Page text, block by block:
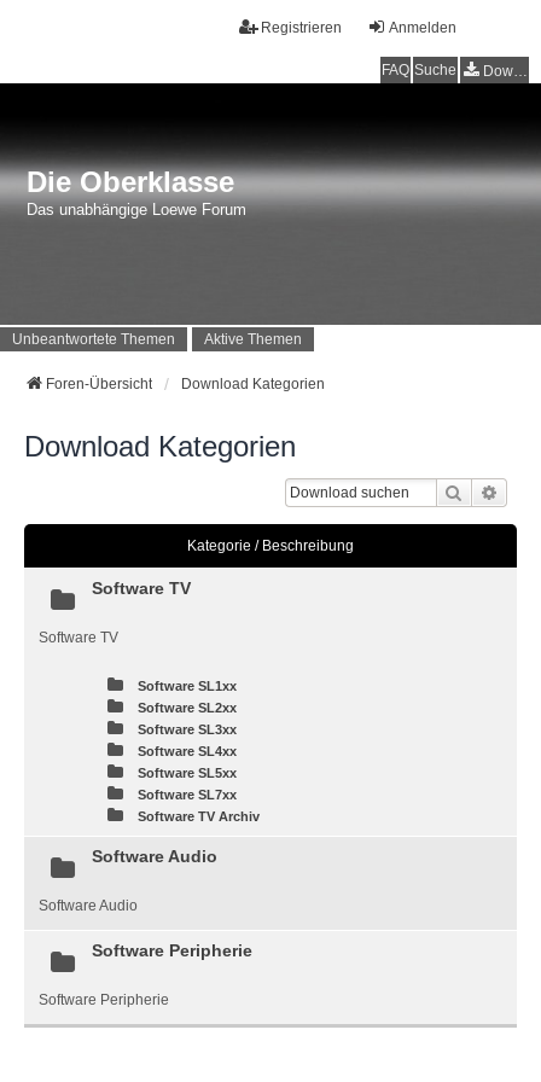
Anmelden
Registrieren
FAQ Suche Downloads
Die Oberklasse
Das unabhängige Loewe Forum
Unbeantwortete Themen Aktive Themen
Foren-Übersicht Download Kategorien
Download Kategorien
Suche
Kategorie / Beschreibung
Software TV
Software TV
Software SL1xx
Software SL2xx
Software SL3xx
Software SL4xx
Software SL5xx
Software SL7xx
Software TV Archiv
Software Audio
Software Audio
Software Peripherie
Software Peripherie